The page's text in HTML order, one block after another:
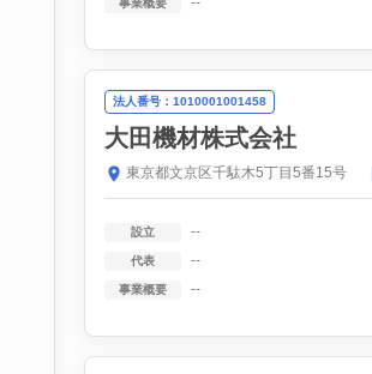
事業概要
法人番号：1010001001458
大田機材株式会社
東京都文京区千駄木5丁目5番15号
設立 --
代表 --
事業概要 --